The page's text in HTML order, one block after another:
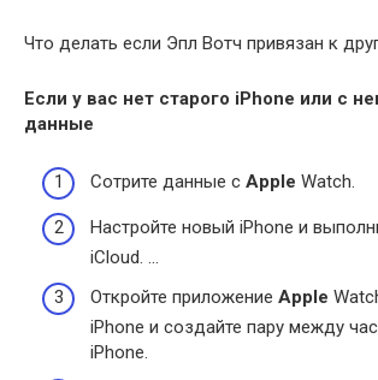
Что делать если Эпл Вотч привязан к
Если у вас нет старого iPhone или с
данные
Сотрите данные с Apple Watch.
Настройте новый iPhone и
iCloud. …
Откройте приложение Apple
iPhone и создайте пару между
iPhone.